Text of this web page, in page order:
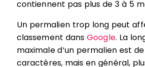
contiennent pas plus de 3 à 5
Un permalien trop long peut
classement dans Google. La
maximale d’un permalien est
caractères, mais en général,